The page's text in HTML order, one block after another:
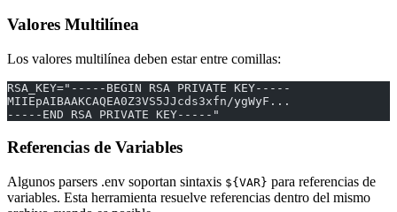
Valores Multilínea
Los valores multilínea deben estar entre comillas:
RSA_KEY="-----BEGIN RSA PRIVATE KEY-----
MIIEpAIBAAKCAQEA0Z3VS5JJcds3xfn/ygWyF...
-----END RSA PRIVATE KEY-----"
Referencias de Variables
Algunos parsers .env soportan sintaxis ${VAR} para referencias de
variables. Esta herramienta resuelve referencias dentro del mismo